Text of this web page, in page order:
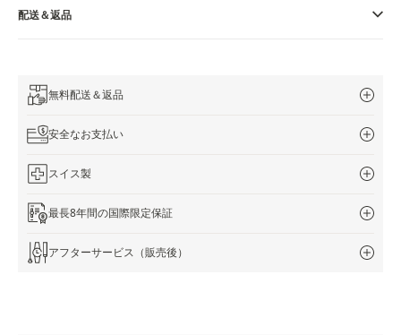
配送＆返品
無料配送＆返品
安全なお支払い
スイス製
最長8年間の国際限定保証
アフターサービス（販売後）